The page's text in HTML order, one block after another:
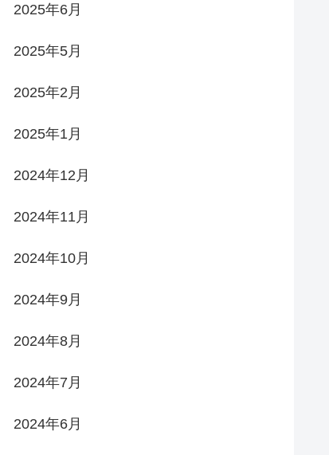
2025年6月
2025年5月
2025年2月
2025年1月
2024年12月
2024年11月
2024年10月
2024年9月
2024年8月
2024年7月
2024年6月